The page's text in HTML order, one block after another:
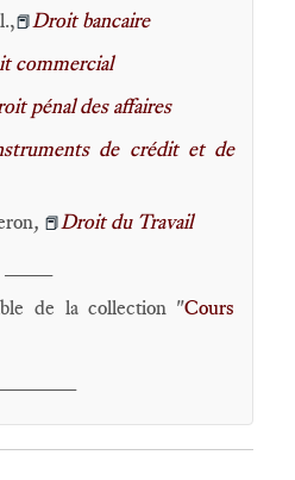
📕Droit bancaire
commercial
pénal des affaires
de crédit et de
, 📕Droit du Travail
de la collection "Cours